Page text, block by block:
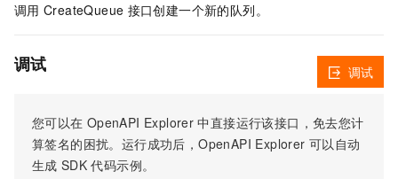
调用 CreateQueue 接口创建一个新的队列。
调试
您可以在 OpenAPI Explorer 中直接运行该接口，免去您计
算签名的困扰。运行成功后，OpenAPI Explorer 可以自动
生成 SDK 代码示例。
调试